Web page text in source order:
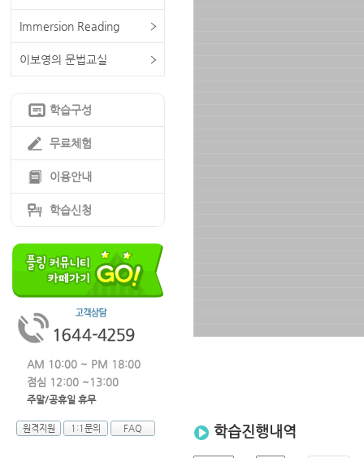
Immersion Reading
이보영의 문법교실
학습구성
무료체험
이용안내
학습신청
AM 10:00 ~ PM 18:00
점심 12:00 ~13:00
주말/공휴일 휴무
원격지원 1:1문의 FAQ 학습진행내역